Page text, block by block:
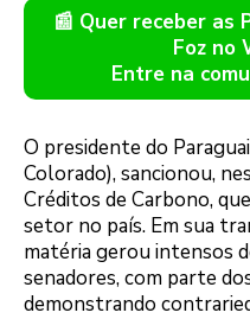
📰 Quer receber as
Foz no
Entre na
O presidente do
Colorado), sancionou,
Créditos de Carbono,
setor no país. Em sua
matéria gerou intensos
senadores, com parte
demonstrando